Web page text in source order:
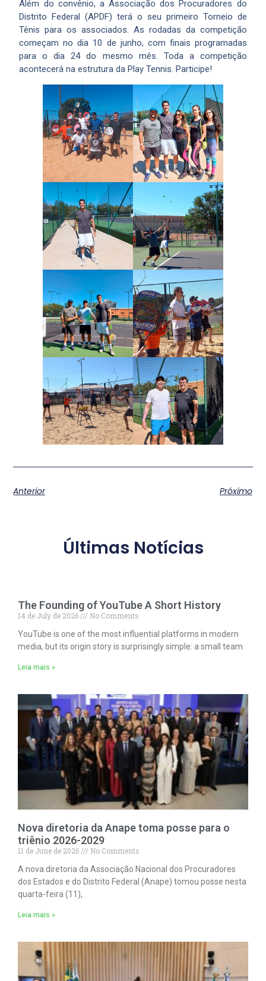
Além do convênio, a Associação dos Procuradores do
Distrito Federal (APDF) terá o seu primeiro Torneio de
Tênis para os associados. As rodadas da competição
começam no dia 10 de junho, com finais programadas
para o dia 24 do mesmo mês. Toda a competição
acontecerá na estrutura da Play Tennis. Participe!
Anterior Próximo
Últimas Notícias
The Founding of YouTube A Short History
14 de July de 2026
No Comments
YouTube is one of the most influential platforms in modern
media, but its origin story is surprisingly simple: a small team
Leia mais »
Nova diretoria da Anape toma posse para o
triênio 2026-2029
11 de June de 2026
No Comments
A nova diretoria da Associação Nacional dos Procuradores
dos Estados e do Distrito Federal (Anape) tomou posse nesta
quarta-feira (11),
Leia mais »